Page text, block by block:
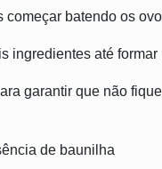
começar batendo os
ingredientes até
garantir que não
de baunilha